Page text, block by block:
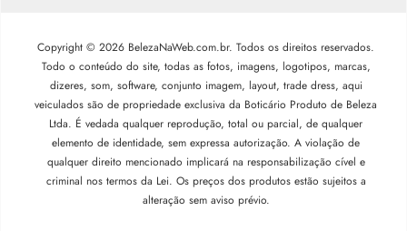
Copyright © 2026 BelezaNaWeb.com.br. Todos os direitos reservados.
Todo o conteúdo do site, todas as fotos, imagens, logotipos, marcas,
dizeres, som, software, conjunto imagem, layout, trade dress, aqui
veiculados são de propriedade exclusiva da Boticário Produto de Beleza
Ltda. É vedada qualquer reprodução, total ou parcial, de qualquer
elemento de identidade, sem expressa autorização. A violação de
qualquer direito mencionado implicará na responsabilização cível e
criminal nos termos da Lei. Os preços dos produtos estão sujeitos a
alteração sem aviso prévio.